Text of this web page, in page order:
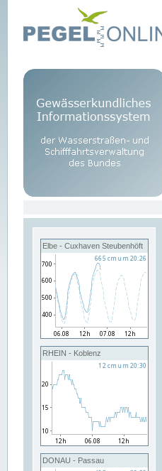
Elbe - Cuxhaven Steubenhöft
RHEIN - Koblenz
DONAU - Passau